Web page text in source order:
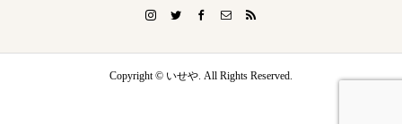
Copyright © いせや. All Rights Reserved.